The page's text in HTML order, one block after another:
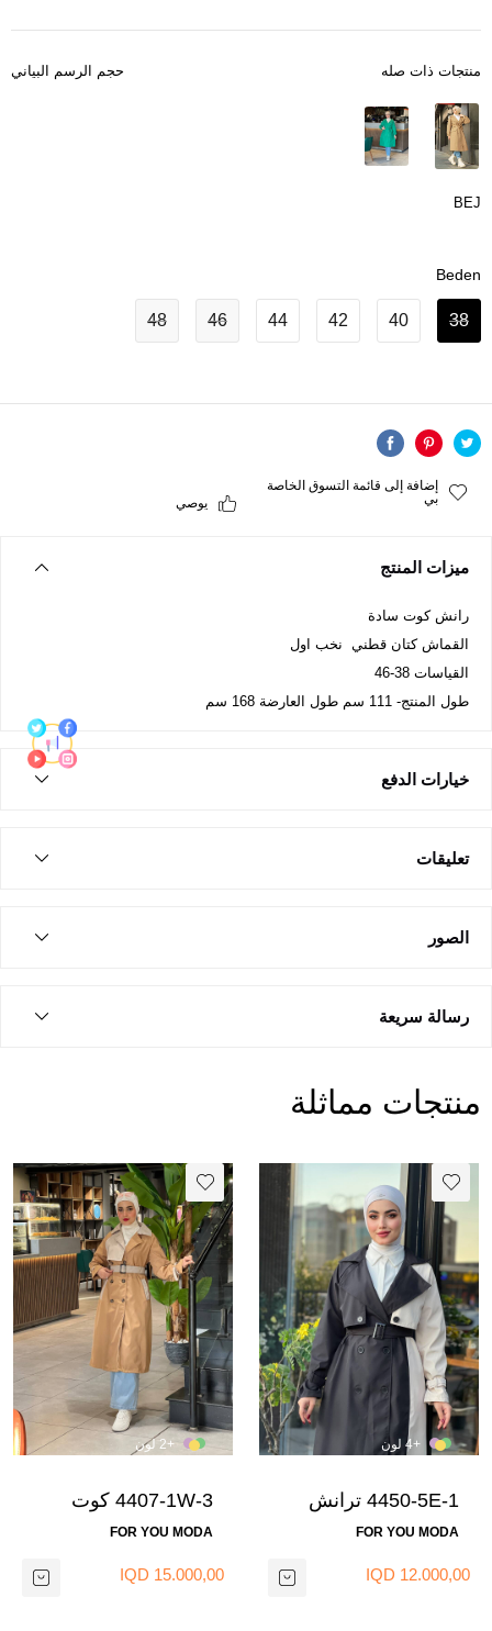
حجم الرسم البياني منتجات ذات صله
BEJ
Beden
38
40
42
44
46
48
إضافة إلى قائمة التسوق الخاصة
بي
يوصي
ميزات المنتج
رانش كوت سادة
القماش كتان قطني نخب اول
القياسات 38-46
طول المنتج- 111 سم طول العارضة 168 سم
خيارات الدفع
تعليقات
الصور
رسالة سريعة
منتجات مماثلة
+4 لون
4450-5E-1 ترانش
كوت مع حزام - اسود
FOR YOU MODA
12.000,00 IQD
+2 لون
4407-1W-3 كوت
لونين - جوزي بيج
FOR YOU MODA
15.000,00 IQD